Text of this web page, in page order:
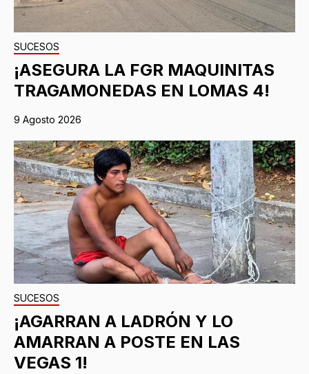
SUCESOS
¡ASEGURA LA FGR MAQUINITAS
TRAGAMONEDAS EN LOMAS 4!
9 Agosto 2026
SUCESOS
¡AGARRAN A LADRÓN Y LO
AMARRAN A POSTE EN LAS
VEGAS 1!